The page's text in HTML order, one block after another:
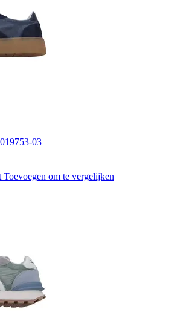
03
Toevoegen om te vergelijken